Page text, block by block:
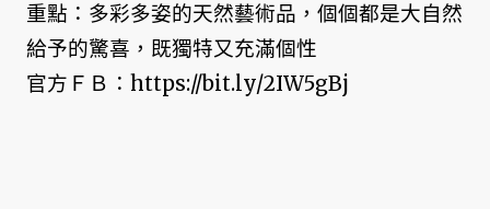
重點：多彩多姿的天然藝術品，個個都是大自然
給予的驚喜，既獨特又充滿個性
官方ＦＢ：https://bit.ly/2IW5gBj